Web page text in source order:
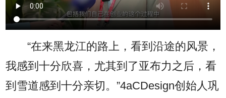
“在来黑龙江的路上，看到沿途的风景，
我感到十分欣喜，尤其到了亚布力之后，看
到雪道感到十分亲切。”4aCDesign创始人巩